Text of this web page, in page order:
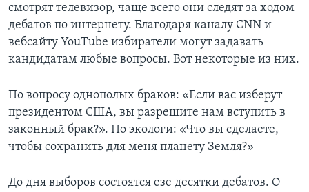
смотрят телевизор, чаще всего они следят за ходом
дебатов по интернету. Благодаря каналу CNN и
вебсайту YouTube избиратели могут задавать
кандидатам любые вопросы. Вот некоторые из них.
По вопросу однополых браков: «Если вас изберут
президентом США, вы разрешите нам вступить в
законный брак?». По экологи: «Что вы сделаете,
чтобы сохранить для меня планету Земля?»
До дня выборов состоятся езе десятки дебатов. О